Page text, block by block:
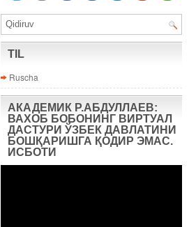
TIL
Ruscha
АКАДЕМИК Р.АБДУЛЛАЕВ:
ВАХОБ БОБОНИНГ ВИРТУАЛ
ДАСТУРИ ЎЗБЕК ДАВЛАТИНИ
БОШҚАРИШГА ҚОДИР ЭМАС.
ИСБОТИ